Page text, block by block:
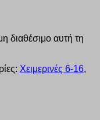
διαθέσιμο αυτή τη
Χειμερινές 6-16,